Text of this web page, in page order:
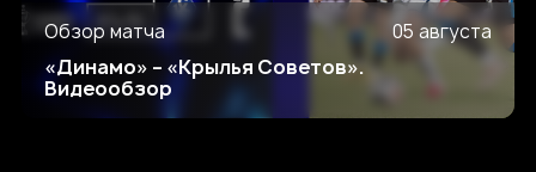
Обзор матча 05 августа
«Динамо» – «Крылья Советов».
Видеообзор